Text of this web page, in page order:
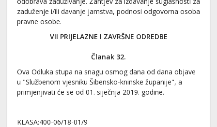
zaduženje i/ili davanje jamstva, podnosi odgovorna osoba
pravne osobe.
VII PRIJELAZNE I ZAVRŠNE ODREDBE
Članak 32.
Ova Odluka stupa na snagu osmog dana od dana objave
u "Službenom vjesniku Šibensko-kninske županije", a
primjenjivati će se od 01. siječnja 2019. godine.
KLASA:400-06/18-01/9